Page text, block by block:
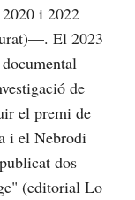
i 2022
El 2023
de
el premi de
i el Nebrodi
dos
(editorial Lo